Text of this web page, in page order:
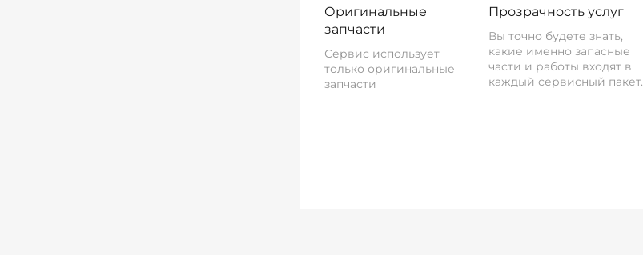
Оригинальные
запчасти
Сервис использует
только оригинальные
запчасти
Прозрачность услуг
Вы точно будете знать,
какие именно запасные
части и работы входят в
каждый сервисный пакет.